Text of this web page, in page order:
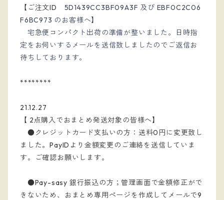
【ご注文ID 5D1439CC3BF09A3F 及び EBF0C2C06
F6BC973 のお客様へ】
宅急便コンパクト出荷の準備が整いました。日時指
定をお伺いするメールを送信致しましたのでご返信お
待ちしております。
********
21.12.27
【 2点購入でおまとめ発送対象の皆様へ】
●クレジットカード支払いの方：送料0円に変更致し
ました。PayIDより金額変更のご連絡を送信していま
す。ご確認お願いします。
●Pay-sasy 銀行振込の方；管理画面で金額修正がで
きないため、おまとめ専用ぺージを作成してメールで9